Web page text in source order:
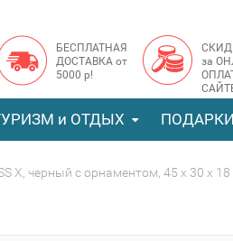
БЕСПЛАТНАЯ
ДОСТАВКА от
5000 р!
за
и ОТДЫХ ПОДАРКИ
X, черный с орнаментом, 45 x 30 x